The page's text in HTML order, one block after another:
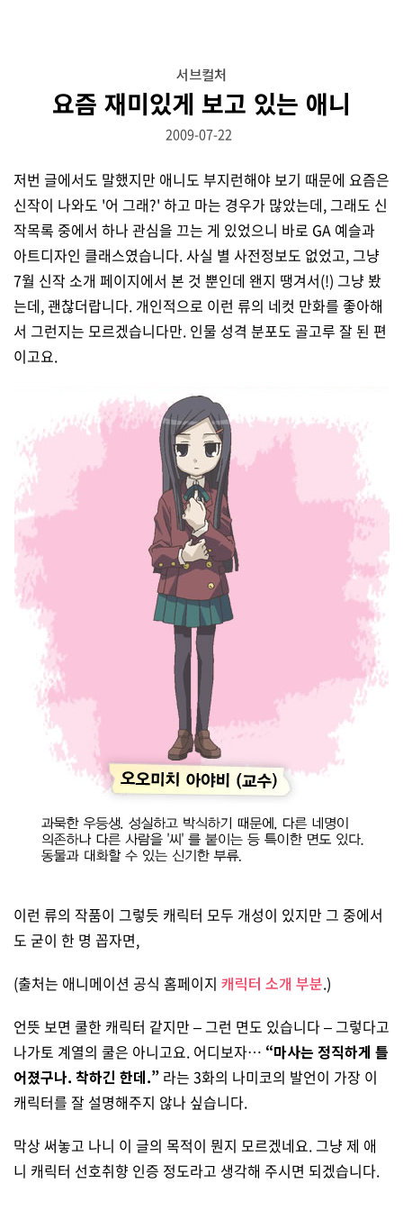
서브컬처
요즘 재미있게 보고 있는 애니
2009-07-22
저번 글에서도 말했지만 애니도 부지런해야 보기 때문에 요즘은
신작이 나와도 '어 그래?' 하고 마는 경우가 많았는데, 그래도 신
작목록 중에서 하나 관심을 끄는 게 있었으니 바로 GA 예슬과
아트디자인 클래스였습니다. 사실 별 사전정보도 없었고, 그냥
7월 신작 소개 페이지에서 본 것 뿐인데 왠지 땡겨서(!) 그냥 봤
는데, 괜찮더랍니다. 개인적으로 이런 류의 네컷 만화를 좋아해
서 그런지는 모르겠습니다만. 인물 성격 분포도 골고루 잘 된 편
이고요.
이런 류의 작품이 그렇듯 캐릭터 모두 개성이 있지만 그 중에서
도 굳이 한 명 꼽자면,
(출처는 애니메이션 공식 홈페이지 캐릭터 소개 부분.)
언뜻 보면 쿨한 캐릭터 같지만 – 그런 면도 있습니다 – 그렇다고
나가토 계열의 쿨은 아니고요. 어디보자… “마사는 정직하게 틀
어졌구나. 착하긴 한데.” 라는 3화의 나미코의 발언이 가장 이
캐릭터를 잘 설명해주지 않나 싶습니다.
막상 써놓고 나니 이 글의 목적이 뭔지 모르겠네요. 그냥 제 애
니 캐릭터 선호취향 인증 정도라고 생각해 주시면 되겠습니다.